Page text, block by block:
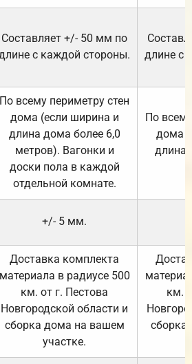
Составляет +/- 50 мм по
с каждой стороны.
длине с
По всему периметру стен
дома (если ширина и
длина дома более 6,0
метров). Вагонки и
доски пола в каждой
отдельной комнате.
По
дома
длина
+/- 5 мм.
Доставка комплекта
материала в радиусе 500
км. от г. Пестова
Новгородской области и
сборка дома на вашем
участке.
км.